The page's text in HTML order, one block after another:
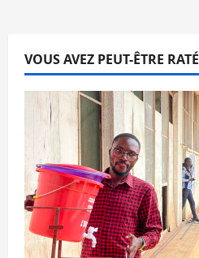
VOUS AVEZ PEUT-ÊTRE RATÉ